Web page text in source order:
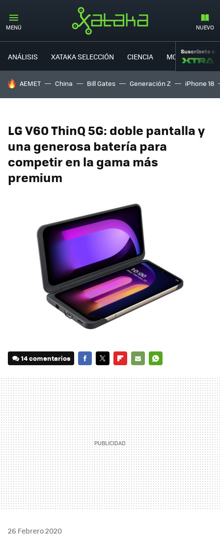
MENÚ NUEVO
ANÁLISIS XATAKA SELECCIÓN CIENCIA MOVILIDAD
Suscríbete a
HOY SE HABLA DE
AEMET China Bill Gates Generación Z iPhone 18
LG V60 ThinQ 5G: doble pantalla y
una generosa batería para
competir en la gama más
premium
14 comentarios
MAIL
26 Febrero 2020